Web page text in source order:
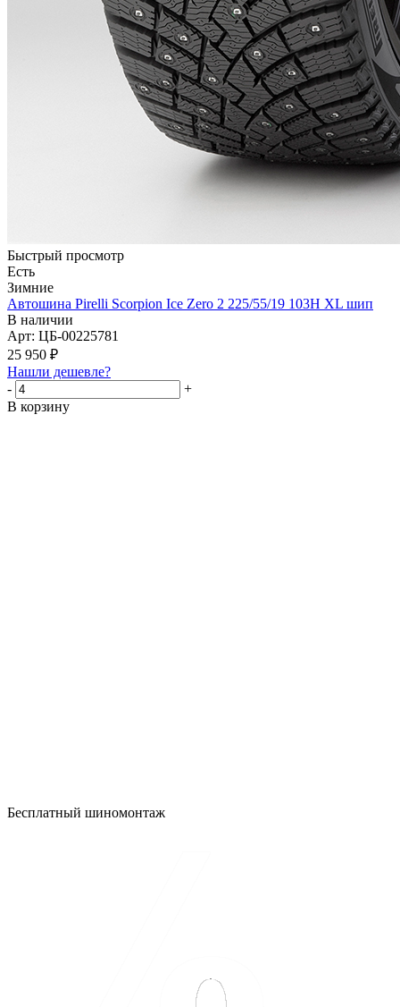
Быстрый просмотр
Есть
Зимние
Автошина Pirelli Scorpion Ice Zero 2 225/55/19 103H XL шип
В наличии
Арт: ЦБ-00225781
25 950 ₽
Нашли дешевле?
-
+
В корзину
Бесплатный шиномонтаж